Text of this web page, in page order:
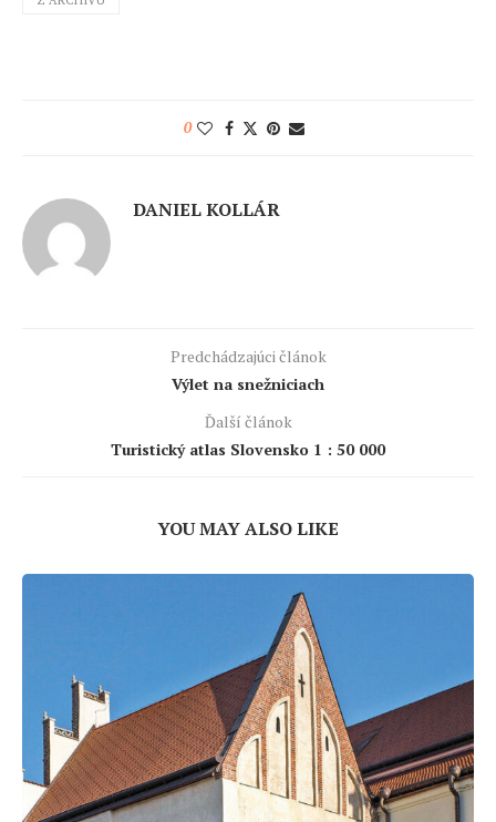
0
DANIEL KOLLÁR
Predchádzajúci článok
Výlet na snežniciach
Ďalší článok
Turistický atlas Slovensko 1 : 50 000
YOU MAY ALSO LIKE